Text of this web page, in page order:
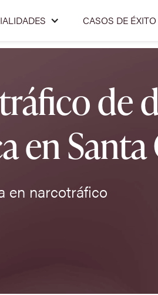
CASOS DE ÉXITO
de
en
en narcotráfico